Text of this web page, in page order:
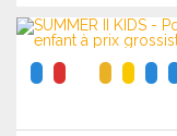
COMMANDER